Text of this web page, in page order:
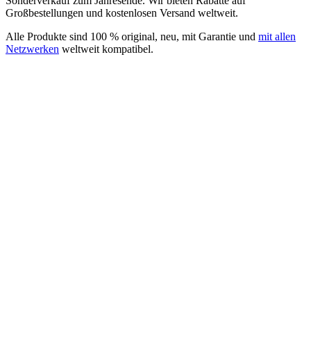
Großbestellungen und kostenlosen Versand weltweit.
Alle Produkte sind 100 % original, neu, mit Garantie und mit allen
Netzwerken weltweit kompatibel.